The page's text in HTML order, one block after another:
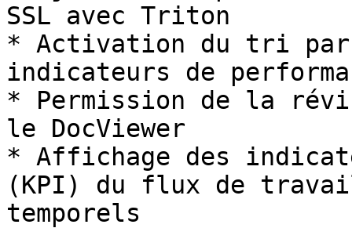
SSL avec Triton
* Activation du tri
indicateurs de
* Permission de la
le DocViewer
* Affichage des
(KPI) du flux de
temporels